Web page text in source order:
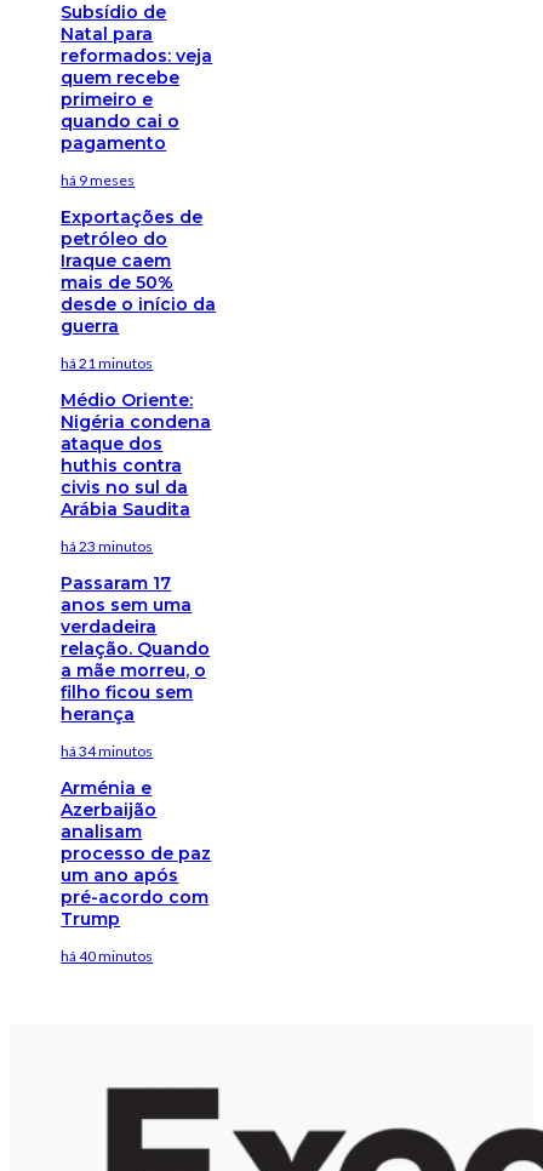
Subsídio de
Natal para
reformados: veja
quem recebe
primeiro e
quando cai o
pagamento
há 9 meses
Exportações de
petróleo do
Iraque caem
mais de 50%
desde o início da
guerra
há 21 minutos
Médio Oriente:
Nigéria condena
ataque dos
huthis contra
civis no sul da
Arábia Saudita
há 23 minutos
Passaram 17
anos sem uma
verdadeira
relação. Quando
a mãe morreu, o
filho ficou sem
herança
há 34 minutos
Arménia e
Azerbaijão
analisam
processo de paz
um ano após
pré-acordo com
Trump
há 40 minutos